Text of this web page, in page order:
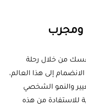
ومجرب
من خلال رحلة
إلى هذا العالم،
والنمو الشخصي
للاستفادة من هذه